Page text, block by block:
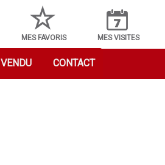
VENDU CONTACT
MES VISITES
MES FAVORIS